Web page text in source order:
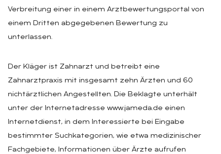
Verbreitung einer in einem Arztbewertungsportal von
einem Dritten abgegebenen Bewertung zu
unterlassen.
Der Kläger ist Zahnarzt und betreibt eine
Zahnarztpraxis mit insgesamt zehn Ärzten und 60
nichtärztlichen Angestellten. Die Beklagte unterhält
unter der Internetadresse www.jameda.de einen
Internetdienst, in dem Interessierte bei Eingabe
bestimmter Suchkategorien, wie etwa medizinischer
Fachgebiete, Informationen über Ärzte aufrufen